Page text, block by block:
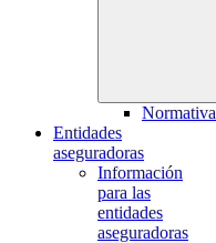
Normativa
Entidades
aseguradoras
Información
para las
entidades
aseguradoras